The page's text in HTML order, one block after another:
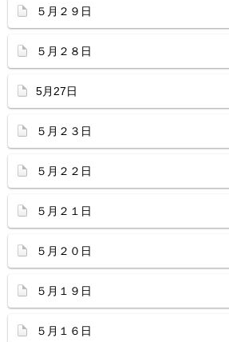
５月２９日
５月２８日
5月27日
５月２３日
５月２２日
５月２１日
５月２０日
５月１９日
５月１６日